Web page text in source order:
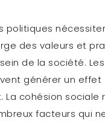
politiques
des valeurs et
de la société.
générer un effet
La cohésion sociale
facteurs qui